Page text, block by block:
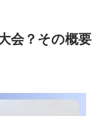
会？その概要